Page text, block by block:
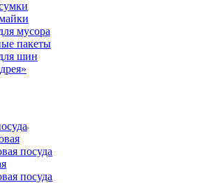
мусора
пакеты
шин
посуда
посуда